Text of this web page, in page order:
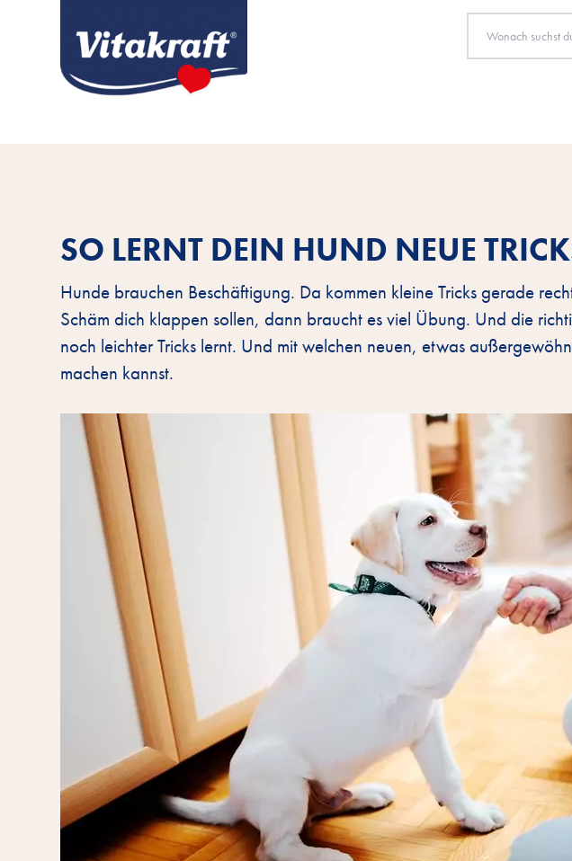
SO LERNT DEIN HUND NEUE
Hunde brauchen Beschäftigung. Da kommen kleine Tricks gerade
Schäm dich klappen sollen, dann braucht es viel Übung. Und die
noch leichter Tricks lernt. Und mit welchen neuen, etwas
machen kannst.